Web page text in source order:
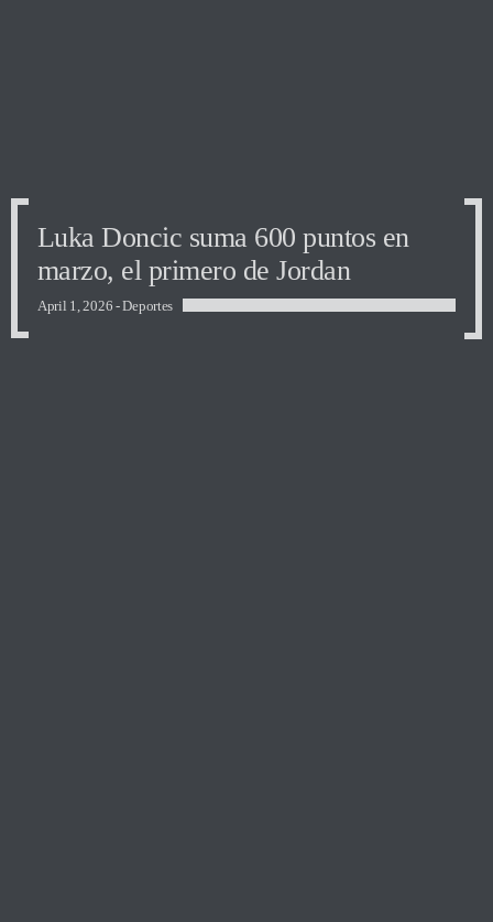
Luka Doncic suma 600 puntos en
marzo, el primero de Jordan
April 1, 2026 -Deportes